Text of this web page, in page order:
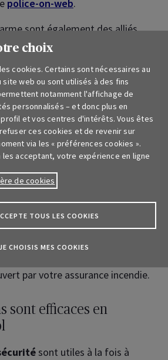
police-on-web.
sont également des alliés
de vos bâtiments
en plus de la prévention du
de valeur dans un
malgré tout à pénétrer dans
pouvez prévoir une sécurité
coffre-fort ignifugequi
documents les plus précieux
et réduit le risque de vol.
par votre assurance incendie.
sont efficaces en
sont utiles à la fois à
choix
cookies. Certains sont nécessaires au
web ou sont utilisés à des fins
notamment l'affichage de
personnalisés – et donc plus en
et vos centres d'intérêts. Vous êtes
ces cookies et de revenir sur
via les « préférences cookies ».
les acceptant, votre expérience en ligne
de cookies
TOUS LES COOKIES
CHOISIS MES COOKIES